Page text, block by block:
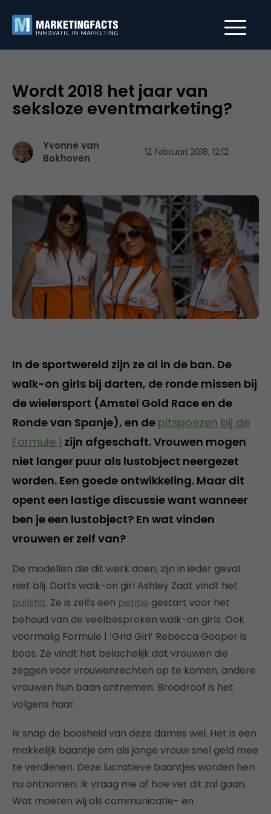
Wordt 2018 het jaar van
seksloze eventmarketing?
Yvonne van
Bokhoven
12 februari 2018, 12:12
In de sportwereld zijn ze al in de ban. De
walk-on girls bij darten, de ronde missen bij
de wielersport (Amstel Gold Race en de
Ronde van Spanje), en de pitspoezen bij de
Formule 1 zijn afgeschaft. Vrouwen mogen
niet langer puur als lustobject neergezet
worden. Een goede ontwikkeling. Maar dit
opent een lastige discussie want wanneer
ben je een lustobject? En wat vinden
vrouwen er zelf van?
De modellen die dit werk doen, zijn in ieder geval
niet blij. Darts walk-on girl Ashley Zaat vindt het
bullshit. Ze is zelfs een petitie gestart voor het
behoud van de veelbesproken walk-on girls. Ook
voormalig Formule 1 ‘Grid Girl’ Rebecca Gooper is
boos. Ze vindt het belachelijk dat vrouwen die
zeggen voor vrouwenrechten op te komen, andere
vrouwen hun baan ontnemen. Broodroof is het
volgens haar.
Ik snap de boosheid van deze dames wel. Het is een
makkelijk baantje om als jonge vrouw snel geld mee
te verdienen. Deze lucratieve baantjes worden hen
nu ontnomen. Ik vraag me af hoe ver dit zal gaan.
Wat moeten wij als communicatie- en